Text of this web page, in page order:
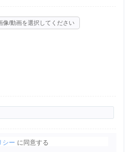
像/動画を選択してください
シー に同意する